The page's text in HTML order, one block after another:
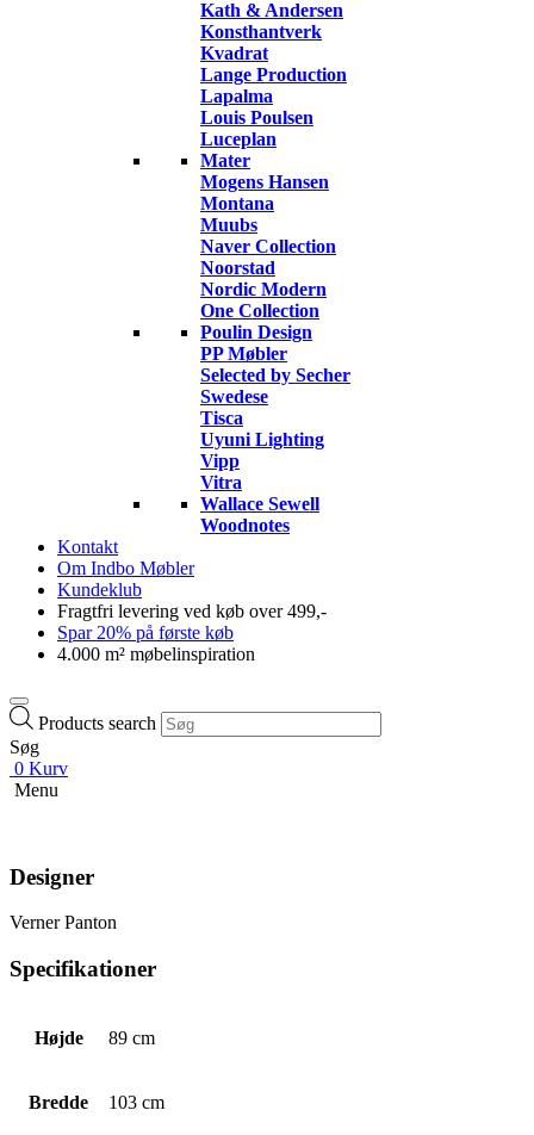
Kath & Andersen
Konsthantverk
Kvadrat
Lange Production
Lapalma
Louis Poulsen
Luceplan
Mater
Mogens Hansen
Montana
Muubs
Naver Collection
Noorstad
Nordic Modern
One Collection
Poulin Design
PP Møbler
Selected by Secher
Swedese
Tisca
Uyuni Lighting
Vipp
Vitra
Wallace Sewell
Woodnotes
Kontakt
Om Indbo Møbler
Kundeklub
Fragtfri levering ved køb over 499,-
Spar 20% på første køb
4.000 m² møbelinspiration
Products search
Søg
0 Kurv
Menu
Designer
Verner Panton
Specifikationer
Højde 89 cm
Bredde 103 cm